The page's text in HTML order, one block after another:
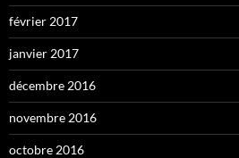
février 2017
janvier 2017
décembre 2016
novembre 2016
octobre 2016